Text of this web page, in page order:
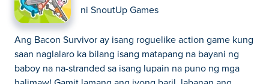
ni SnoutUp Games
Ang Bacon Survivor ay isang roguelike action game kung
saan naglalaro ka bilang isang matapang na bayani ng
baboy na na-stranded sa isang lupain na puno ng mga